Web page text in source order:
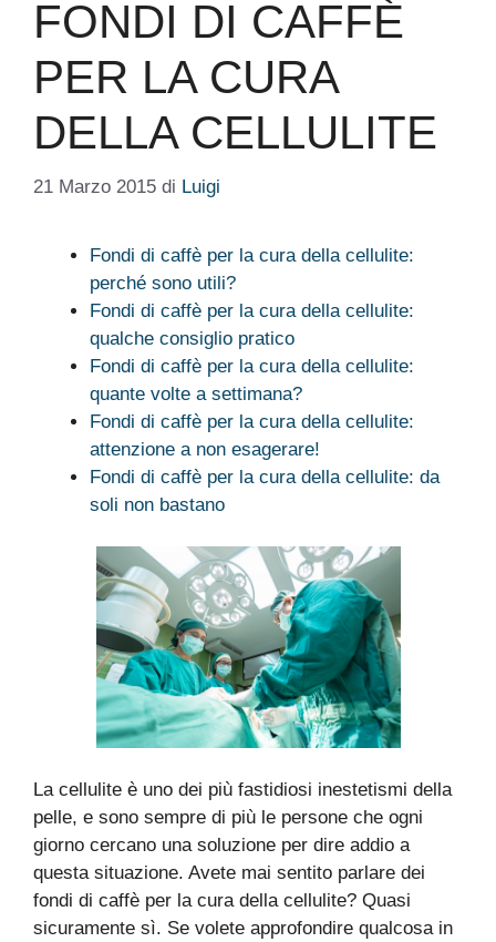
FONDI DI CAFFÈ
PER LA CURA
DELLA CELLULITE
21 Marzo 2015 di Luigi
Fondi di caffè per la cura della cellulite:
perché sono utili?
Fondi di caffè per la cura della cellulite:
qualche consiglio pratico
Fondi di caffè per la cura della cellulite:
quante volte a settimana?
Fondi di caffè per la cura della cellulite:
attenzione a non esagerare!
Fondi di caffè per la cura della cellulite: da
soli non bastano
La cellulite è uno dei più fastidiosi inestetismi della
pelle, e sono sempre di più le persone che ogni
giorno cercano una soluzione per dire addio a
questa situazione. Avete mai sentito parlare dei
fondi di caffè per la cura della cellulite? Quasi
sicuramente sì. Se volete approfondire qualcosa in